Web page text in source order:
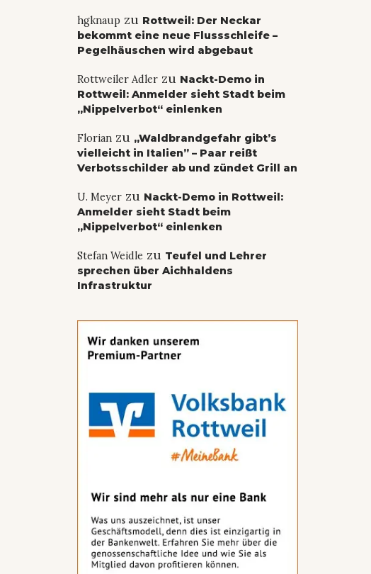
hgknaupzu Rottweil: Der Neckar
bekommt eine neue Flussschleife –
Pegelhäuschen wird abgebaut
Rottweiler Adlerzu Nackt-Demo in
Rottweil: Anmelder sieht Stadt beim
„Nippelverbot“ einlenken
Florianzu „Waldbrandgefahr gibt’s
vielleicht in Italien” – Paar reißt
Verbotsschilder ab und zündet Grill an
U. Meyerzu Nackt-Demo in Rottweil:
Anmelder sieht Stadt beim
„Nippelverbot“ einlenken
Stefan Weidle zu Teufel und Lehrer
sprechen über Aichhaldens
Infrastruktur